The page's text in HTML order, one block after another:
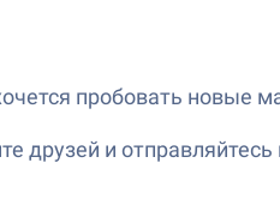
пробовать новые
друзей и